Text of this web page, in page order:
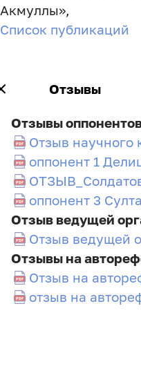
Акмуллы»,
Список публикаций
Отзывы
Отзывы
Отзыв
оппонент 1
оппонент 3
Отзыв ведущей
Отзыв ведущей
Отзывы на
Отзыв на
отзыв на